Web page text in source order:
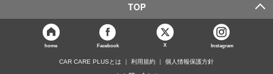
TOP
home Facebook X Instagram
CAR CARE PLUSとは 利用規約 個人情報保護方針